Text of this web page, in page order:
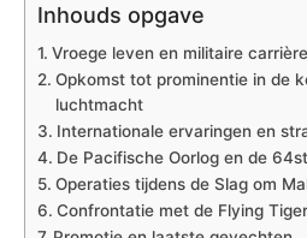
Inhouds opgave
Vroege leven en militaire
Opkomst tot prominentie in de
luchtmacht
Internationale ervaringen en
De Pacifische Oorlog en de
Operaties tijdens de Slag om
Confrontatie met de Flying